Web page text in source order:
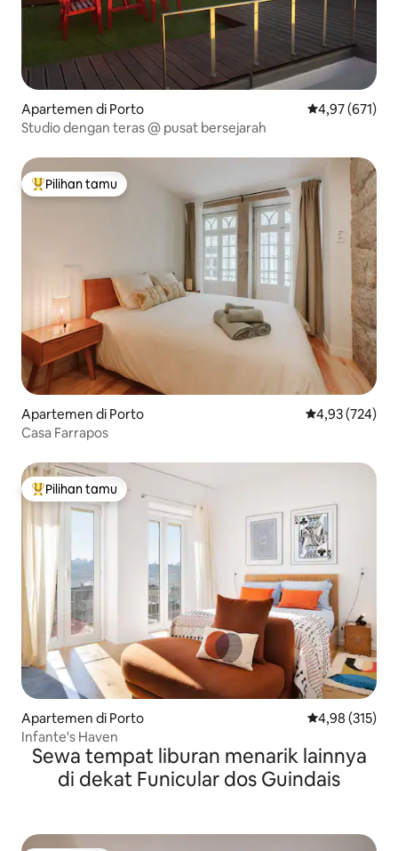
Apartemen di Porto Nilai rata-rata
4,97 (671)
Studio dengan teras @ pusat bersejarah
Pilihan tamu terpopuler
Pilihan tamu
Apartemen di Porto Nilai rata-rata
4,93 (724)
Casa Farrapos
Pilihan tamu terpopuler
Pilihan tamu
Apartemen di Porto Nilai rata-rata
4,98 (315)
Infante's Haven
Sewa tempat liburan menarik lainnya
di dekat Funicular dos Guindais